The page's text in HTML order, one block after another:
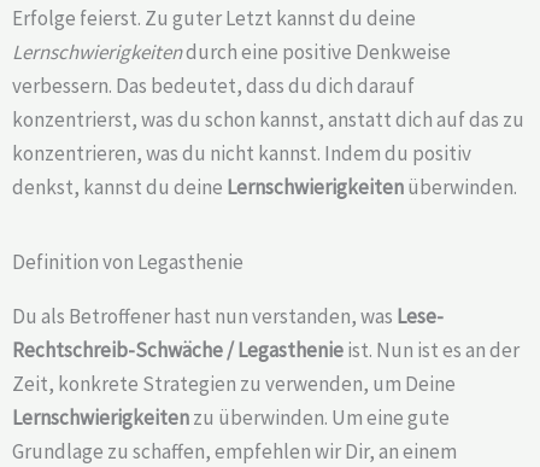
Erfolge feierst. Zu guter Letzt kannst du deine
Lernschwierigkeitendurch eine positive Denkweise
verbessern. Das bedeutet, dass du dich darauf
konzentrierst, was du schon kannst, anstatt dich auf das zu
konzentrieren, was du nicht kannst. Indem du positiv
denkst, kannst du deine Lernschwierigkeitenüberwinden.
Definition von Legasthenie
Du als Betroffener hast nun verstanden, was Lese-
Rechtschreib-Schwäche /Legasthenieist. Nun ist es an der
Zeit, konkrete Strategien zu verwenden, um Deine
Lernschwierigkeitenzu überwinden. Um eine gute
Grundlage zu schaffen, empfehlen wir Dir, an einem